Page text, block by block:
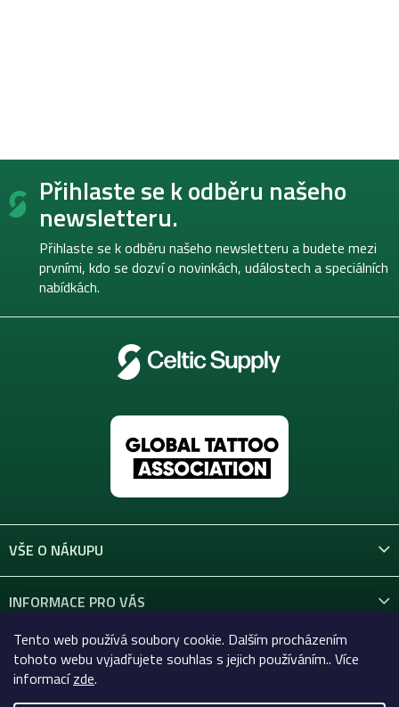
Tento web používá soubory cookie. Dalším procházením
tohoto webu vyjadřujete souhlas s jejich používáním.. Více
informacízde.
Z
Přihlaste se k odběru našeho
newsletteru.
Přihlaste se k odběru našeho newsletteru a budete mezi
prvními, kdo se dozví o novinkách, událostech a speciálních
nabídkách.
VŠE O NÁKUPU
INFORMACE PRO VÁS
KONTAKT